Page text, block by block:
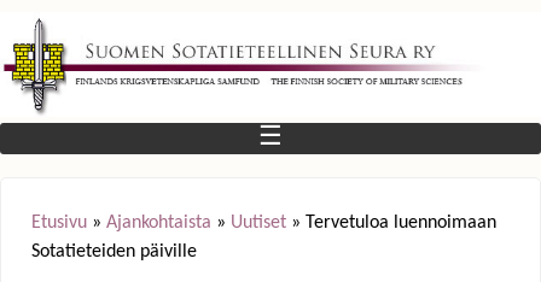
Y
Etusivu » Ajankohtaista » Uutiset » Tervetuloa luennoimaan
Sotatieteiden päiville
☰